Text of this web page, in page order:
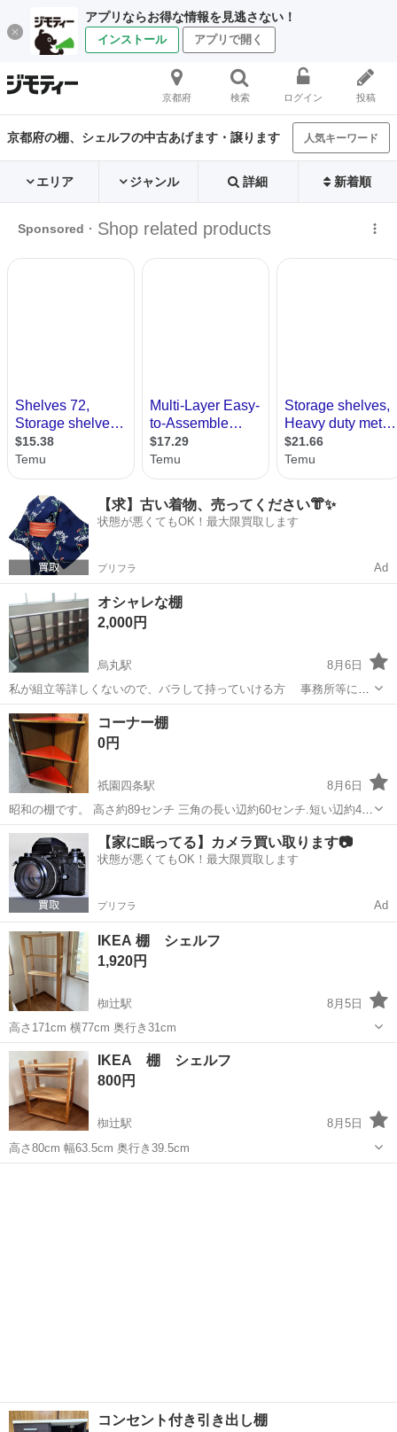
アプリならお得な情報を見逃さない！
インストール アプリで開く
京都府 検索 ログイン 投稿
京都府の棚、シェルフの中古あげます・譲ります 人気キーワード
エリア ジャンル 詳細 新着順
【求】古い着物、売ってください👘✨
状態が悪くてもOK！最大限買取します
プリフラ Ad
オシャレな棚
2,000円
烏丸駅
8月6日
私が組立等詳しくないので、バラして持っていける方 事務所等に置
くとカッコいいです！ ファイルや小物を置いたり使い方は自由です 横
幅210×奥行き26×高さ106.5 京都府京都市下京区堀之内町まで取りに来
て頂ける方 2...
京都 京都市 烏丸駅
コーナー棚
0円
祇園四条駅
8月6日
昭和の棚です。 高さ約89センチ 三角の長い辺約60センチ.短い辺約43
センチ 汚れがあります。 取りに来ていただける方にお譲りしたいで
京都 京都市 祇園四条駅 収納家具
【家に眠ってる】カメラ買い取ります📷
状態が悪くてもOK！最大限買取します
プリフラ Ad
IKEA 棚 シェルフ
1,920円
椥辻駅
8月5日
高さ171cm 横77cm 奥行き31cm
京都 京都市 椥辻駅
IKEA 棚 シェルフ
800円
椥辻駅
8月5日
高さ80cm 幅63.5cm 奥行き39.5cm
コンセント付き引き出し棚